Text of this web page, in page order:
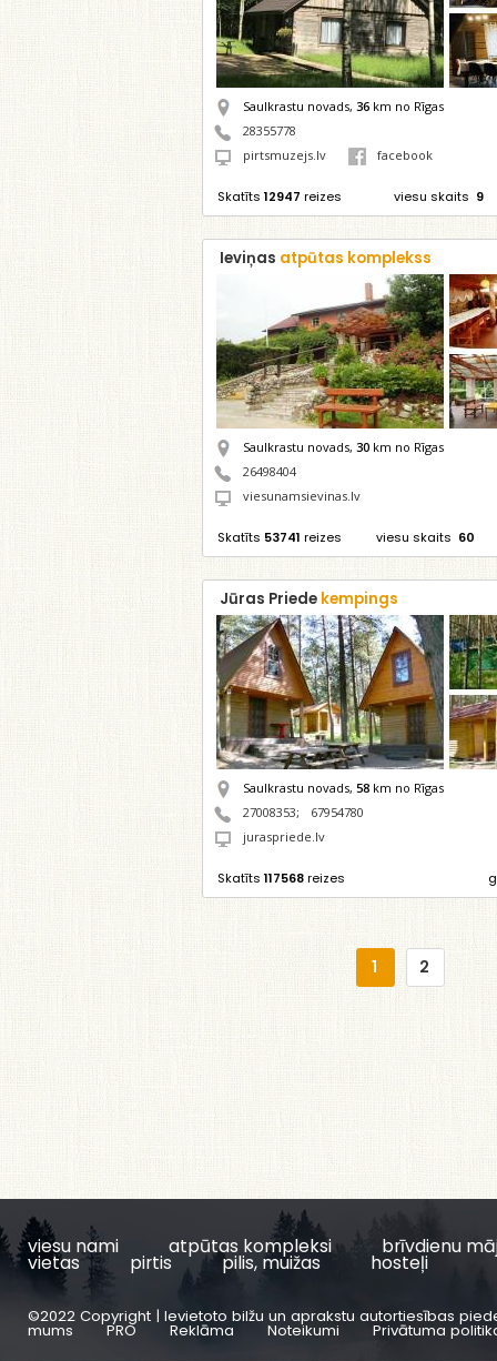
Saulkrastu novads, 36 km no Rīgas
28355778
pirtsmuzejs.lv
facebook
Skatīts 12947 reizes viesu skaits 9
Ieviņas atpūtas komplekss
Saulkrastu novads, 30 km no Rīgas
26498404
viesunamsievinas.lv
Skatīts 53741 reizes viesu skaits 60
Jūras Priede kempings
Saulkrastu novads, 58 km no Rīgas
27008353;
67954780
juraspriede.lv
Skatīts 117568reizes
1 2
viesu nami atpūtas kompleksi brīvdienu
vietas pirtis pilis, muižas hosteļi
©2022 Copyright | Ievietoto bilžu un aprakstu autortiesības
mums PRO Reklāma Noteikumi Privātuma